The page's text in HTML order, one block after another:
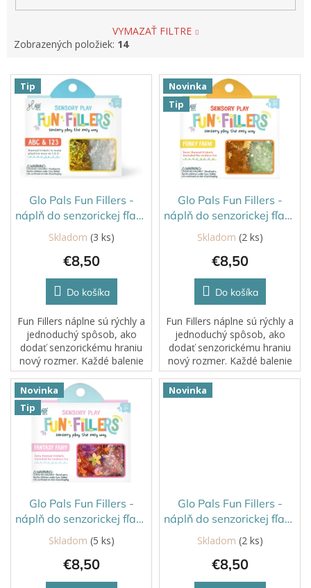
VYMAZAŤ FILTRE
Zobrazených položiek: 14
V Tip
Glo Pals Fun Fillers -
náplň do senzorickej fľaše
ABC
Skladom (3 ks)
€8,50
Do košíka
Fun Fillers náplne sú rýchly a
jednoduchý spôsob, ako
dodať senzorickému hraniu
nový rozmer. Každé balenie
obsahuje starostlivo vybrané
tematické doplnky, ktoré
obohatia Glo Pals senzorické
nádoby...
Novinka
Tip
Glo Pals Fun Fillers -
náplň do senzorickej fľaše
Farma
Skladom (2 ks)
€8,50
Do košíka
Fun Fillers náplne sú rýchly a
jednoduchý spôsob, ako
dodať senzorickému hraniu
nový rozmer. Každé balenie
obsahuje starostlivo vybrané
tematické doplnky, ktoré
obohatia Glo Pals senzorické
Novinka
Tip
Glo Pals Fun Fillers -
náplň do senzorickej fľaše
Rozprávka
Skladom (5 ks)
€8,50
Novinka
Glo Pals Fun Fillers -
náplň do senzorickej fľaše
Vesmír
Skladom (2 ks)
€8,50